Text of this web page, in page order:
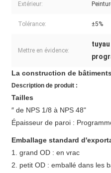
Extérieur:
Tolérance: ±5%
Mettre en évidence:
La construction de
Description de produit :
Tailles
″ de NPS 1/8 à NPS 48"
Épaisseur de paroi :
Emballage standard
1. grand OD : en vrac
2. petit OD : emballé dans les